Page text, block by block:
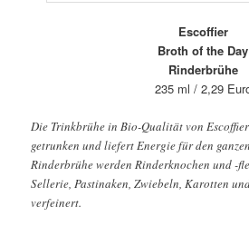
Escoffier
Broth of the Day
Rinderbrühe
235 ml / 2,29
Die Trinkbrühe in Bio-Qualität von
getrunken und liefert Energie für den
Rinderbrühe werden Rinderknochen und -
Sellerie, Pastinaken, Zwiebeln, Karotten
verfeinert.